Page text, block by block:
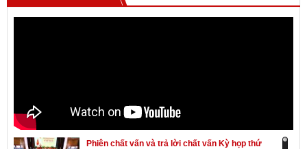
Phiên chất vấn và trả lời chất vấn Kỳ họp thứ